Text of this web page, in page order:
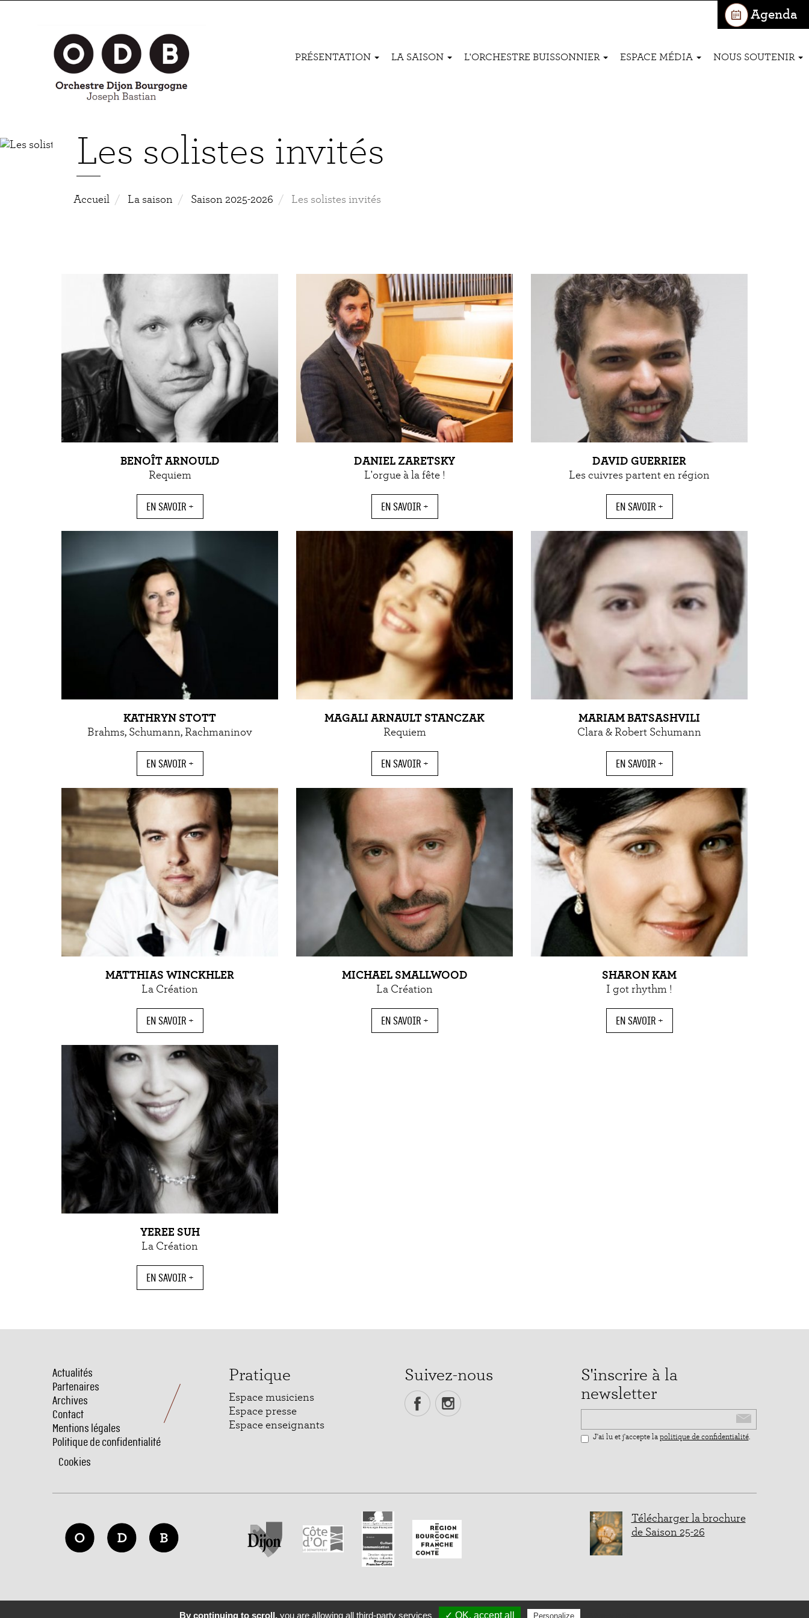
Agenda
Navigation
PRÉSENTATION LA SAISON L'ORCHESTRE BUISSONNIER ESPACE MÉDIA NOUS SOUTENIR
Les solistes invités
Accueil La saison Saison 2025-2026 Les solistes invités
BENOÎT ARNOULD
Requiem
EN SAVOIR +
DANIEL ZARETSKY
L'orgue à la fête !
EN SAVOIR +
DAVID GUERRIER
Les cuivres partent en région
EN SAVOIR +
KATHRYN STOTT
Brahms, Schumann, Rachmaninov
EN SAVOIR +
MAGALI ARNAULT STANCZAK
Requiem
EN SAVOIR +
MARIAM BATSASHVILI
Clara & Robert Schumann
EN SAVOIR +
MATTHIAS WINCKHLER
La Création
EN SAVOIR +
MICHAEL SMALLWOOD
La Création
EN SAVOIR +
SHARON KAM
I got rhythm !
EN SAVOIR +
YEREE SUH
La Création
EN SAVOIR +
Menu
Pied
de
page
Actualités
Partenaires
Archives
Contact
Mentions légales
Politique de confidentialité
Cookies
Pratique
Espace musiciens
Espace presse
Espace enseignants
Suivez-nous
S'inscrire à la
newsletter
J'ai lu et j'accepte la politique de confidentialité.
Télécharger la brochure
de Saison 25-26
By continuing to scroll, you are allowing all third-party services ✓ OK, accept all Personalize